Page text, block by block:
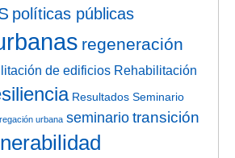
políticas públicas
regeneración
de edificios Rehabilitación
Resultados Seminario
urbana seminario transición